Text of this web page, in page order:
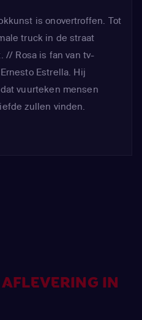
is onovertroffen. Tot
truck in de straat
// Rosa is fan van tv-
Estrella. Hij
vuurteken mensen
zullen vinden.
IN